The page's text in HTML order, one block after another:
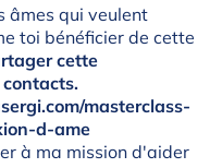
âmes qui veulent
toi bénéficier de cette
cette
contacts.
masterclass-
d-ame
à ma mission d'aider